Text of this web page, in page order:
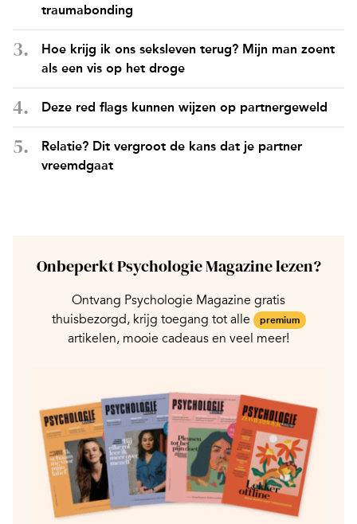
traumabonding
Hoe krijg ik ons seksleven terug? Mijn man zoent
als een vis op het droge
Deze red flags kunnen wijzen op partnergeweld
Relatie? Dit vergroot de kans dat je partner
vreemdgaat
Onbeperkt Psychologie Magazine lezen?
Ontvang Psychologie Magazine gratis
thuisbezorgd, krijg toegang tot alle
premium
artikelen, mooie cadeaus en veel meer!